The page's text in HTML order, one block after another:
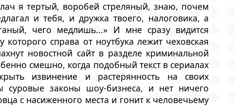
я тертый, воробей стреляный, знаю, почем
и тебя, и дружка твоего, налоговика, а
чего медлишь...» И мне сразу видится
справа от ноутбука лежит чеховская
новостной сайт в разделе криминальной
смешно, когда подобный текст в сериалах
извинение и растерянность на своих
суровые законы шоу-бизнеса, и нет ничего
с насиженного места и гонит к человечьему